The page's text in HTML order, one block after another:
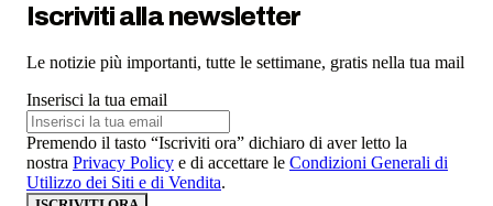
Iscriviti alla newsletter
Le notizie più importanti, tutte le settimane, gratis nella tua mail
Inserisci la tua email
Premendo il tasto “Iscriviti ora” dichiaro di aver letto la
nostra Privacy Policy e di accettare le Condizioni Generali di
Utilizzo dei Siti e di Vendita.